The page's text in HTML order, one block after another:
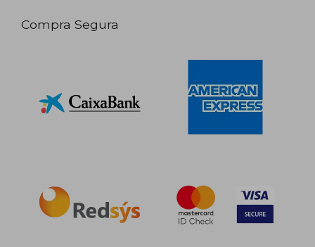
Compra Segura